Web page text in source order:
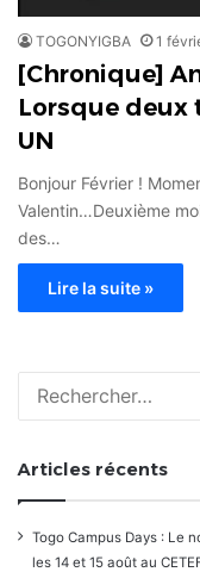
TOGONYIGBA 1
[Chronique]
Lorsque deux
UN
Bonjour Février !
Valentin…Deuxième
des…
Lire la suite »
Articles récents
Togo Campus Days : Le
les 14 et 15 août au